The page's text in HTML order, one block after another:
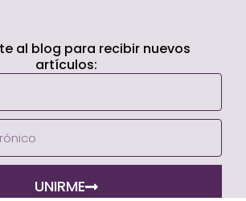
al blog para recibir nuevos
artículos:
UNIRME